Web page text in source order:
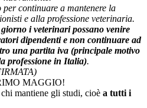
continuare a mantenere la
e alla professione veterinaria.
i veterinari possano venire
dipendenti e non continuare ad
una partita iva (principale motivo
professione in Italia).
MAGGIO!
mantiene gli studi, cioè a tutti i